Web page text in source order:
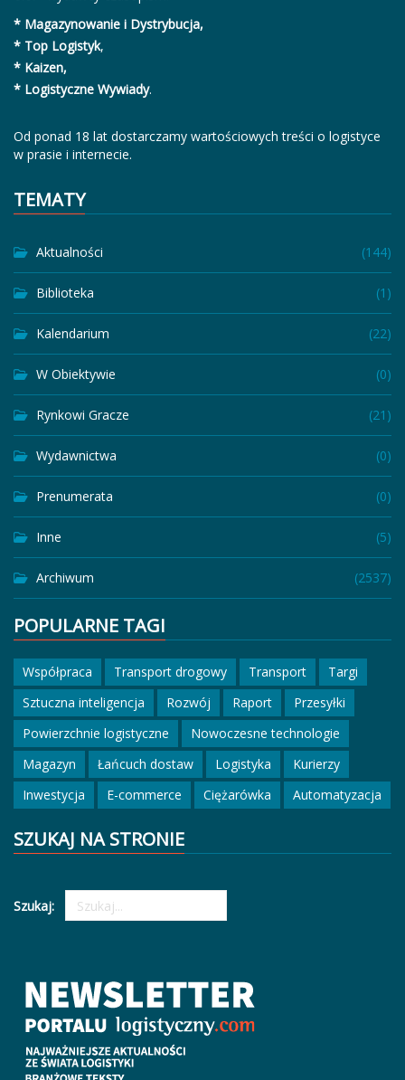
* Magazynowanie i Dystrybucja,
* Top Logistyk,
* Kaizen,
* Logistyczne Wywiady.
Od ponad 18 lat dostarczamy wartościowych treści o logistyce
w prasie i internecie.
TEMATY
Aktualności (144)
Biblioteka (1)
Kalendarium (22)
W Obiektywie (0)
Rynkowi Gracze (21)
Wydawnictwa (0)
Prenumerata (0)
Inne (5)
Archiwum (2537)
POPULARNE TAGI
Współpraca Transport drogowy Transport
Targi
Sztuczna inteligencja
Rozwój Raport
Przesyłki
Powierzchnie logistyczne
Nowoczesne technologie
Magazyn
Łańcuch dostaw Logistyka
Kurierzy
Inwestycja
E-commerce Ciężarówka Automatyzacja
SZUKAJ NA STRONIE
Szukaj: